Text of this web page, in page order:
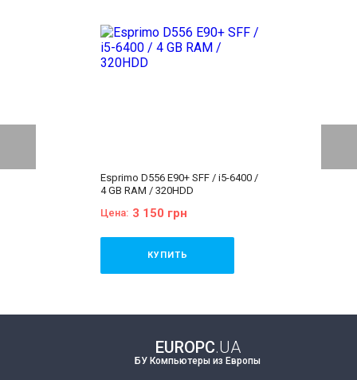
Esprimo D556 E90+ SFF / i5-6400 /
4 GB RAM / 320HDD
Цена: 3 150 грн
КУПИТЬ
Поколение Процессора: Intel Core
Intel® Core™ i5-6400
Processor 6M Cache, up to 3.30
EUROPC.UA
БУ Компьютеры из Европы